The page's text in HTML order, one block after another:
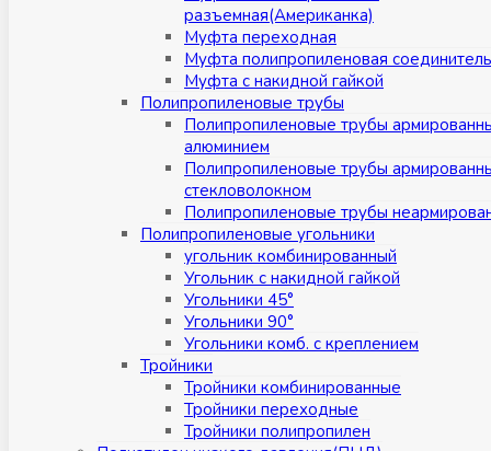
разъемная(Американка)
Муфта переходная
Муфта полипропиленовая
Муфта с накидной гайкой
Полипропиленовые трубы
Полипропиленовые трубы
алюминием
Полипропиленовые трубы
стекловолокном
Полипропиленовые трубы
Полипропиленовые угольники
угольник комбинированный
Угольник с накидной гайкой
Угольники 45°
Угольники 90°
Угольники комб. с креплением
Тройники
Тройники комбинированные
Тройники переходные
Тройники полипропилен